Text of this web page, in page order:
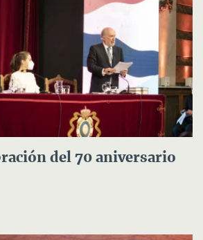
del 70 aniversario